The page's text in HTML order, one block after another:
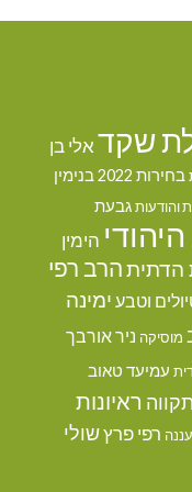
שקדאלי בן
בחירות 2022
בנימין
והודעותגבעת
הימין
הדתיתהרב רפי
וטבע ימינה
מוסיקה ניר אורבך
עמיעד טאוב
ראיונות
רפי פרץשולי